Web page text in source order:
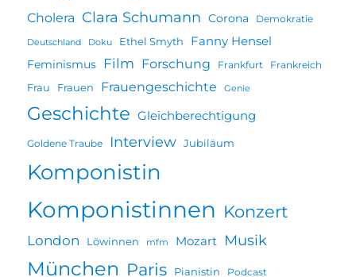
Cholera Clara Schumann Corona Demokratie
Deutschland Doku Ethel Smyth Fanny Hensel
Feminismus Film Forschung Frankfurt Frankreich
Frau Frauen Frauengeschichte Genie
Geschichte Gleichberechtigung
Goldene Traube Interview Jubiläum
Komponistin
Komponistinnen Konzert
London Löwinnen mfm Mozart Musik
München Paris Pianistin Podcast